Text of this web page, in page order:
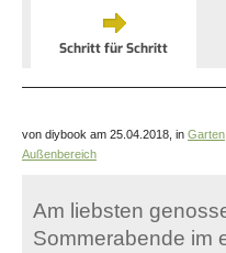
Schritt für Schritt
von diybook am 25.04.2018, in Garten
Außenbereich
Am liebsten
Sommerabende im